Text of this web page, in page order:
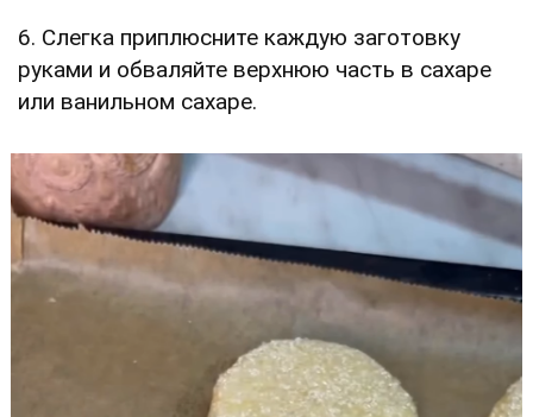
6. Слегка приплюсните каждую заготовку
руками и обваляйте верхнюю часть в сахаре
или ванильном сахаре.